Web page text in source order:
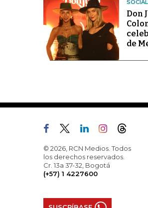
Don
de
© 2026, RCN Medios. Todos
los derechos reservados.
Cr. 13a 37-32, Bogotá
(+57) 1 4227600